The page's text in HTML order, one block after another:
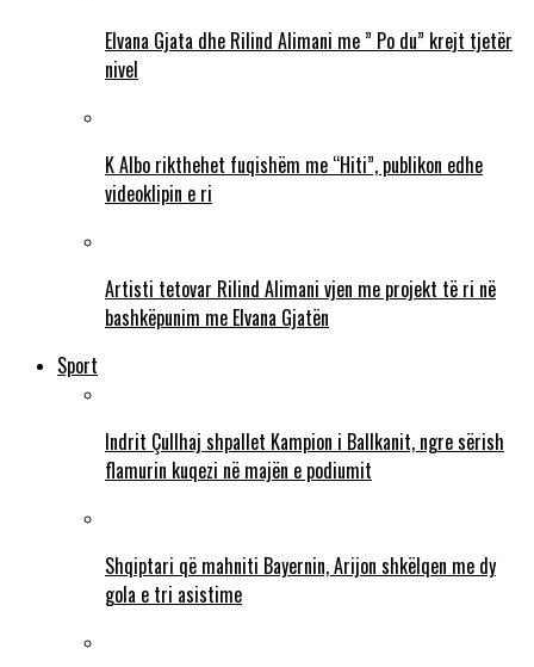
Elvana Gjata dhe Rilind Alimani me ” Po du” krejt tjetër
nivel
K Albo rikthehet fuqishëm me “Hiti”, publikon edhe
videoklipin e ri
Artisti tetovar Rilind Alimani vjen me projekt të ri në
bashkëpunim me Elvana Gjatën
Sport
Indrit Çullhaj shpallet Kampion i Ballkanit, ngre sërish
flamurin kuqezi në majën e podiumit
Shqiptari që mahniti Bayernin, Arijon shkëlqen me dy
gola e tri asistime